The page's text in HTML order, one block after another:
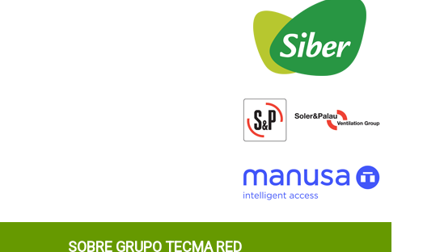
SOBRE GRUPO TECMA RED